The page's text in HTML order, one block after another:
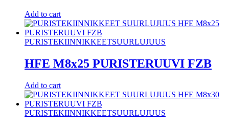
Add to cart
PURISTEKIINNIKKEETSUURLUJUUS
HFE M8x25 PURISTERUUVI FZB
Add to cart
PURISTEKIINNIKKEETSUURLUJUUS